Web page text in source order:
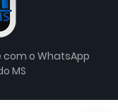
o WhatsApp
MS